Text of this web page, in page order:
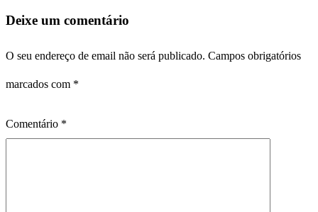
Deixe um comentário
O seu endereço de email não será publicado. Campos obrigatórios
marcados com *
Comentário *